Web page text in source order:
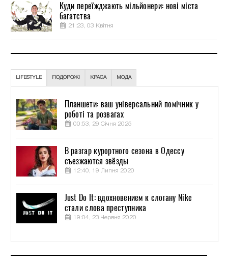
Куди переїжджають мільйонери: нові міста
багатства
21:23, 03 Квітня
LIFESTYLE ПОДОРОЖІ КРАСА МОДА
Планшети: ваш універсальний помічник у
роботі та розвагах
00:53, 29 Січня 2025
В разгар курортного сезона в Одессу
съезжаются звёзды
12:40, 19 Липня 2020
Just Do It: вдохновением к слогану Nike
стали слова преступника
19:04, 23 Червня 2020